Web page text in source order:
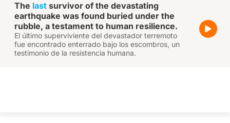
The last survivor of the devastating
earthquake was found buried under the
rubble, a testament to human resilience.
El último superviviente del devastador terremoto
fue encontrado enterrado bajo los escombros, un
testimonio de la resistencia humana.